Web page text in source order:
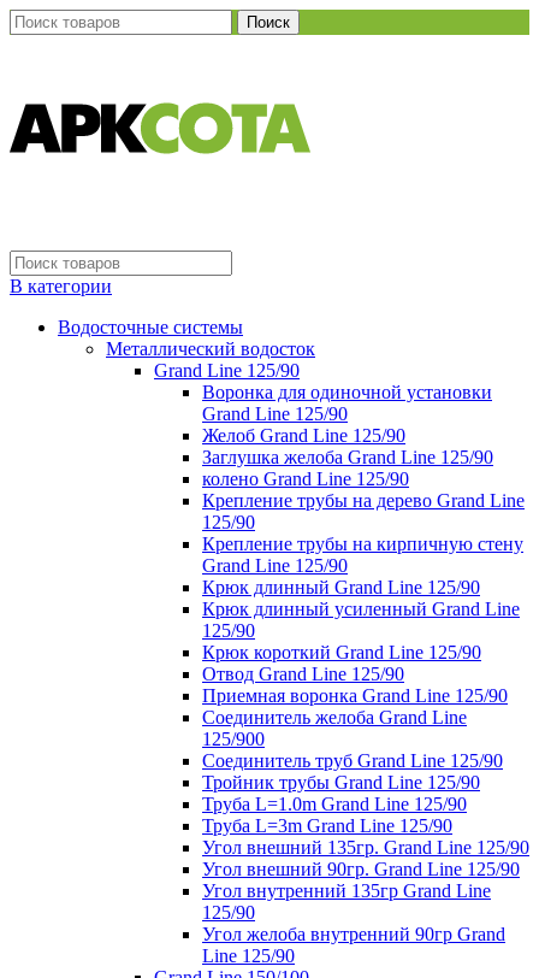
Поиск
В категории
Водосточные системы
Металлический водосток
Grand Line 125/90
Воронка для одиночной установки
Grand Line 125/90
Желоб Grand Line 125/90
Заглушка желоба Grand Line 125/90
колено Grand Line 125/90
Крепление трубы на дерево Grand Line
125/90
Крепление трубы на кирпичную стену
Grand Line 125/90
Крюк длинный Grand Line 125/90
Крюк длинный усиленный Grand Line
125/90
Крюк короткий Grand Line 125/90
Отвод Grand Line 125/90
Приемная воронка Grand Line 125/90
Соединитель желоба Grand Line
125/900
Соединитель труб Grand Line 125/90
Тройник трубы Grand Line 125/90
Труба L=1.0m Grand Line 125/90
Труба L=3m Grand Line 125/90
Угол внешний 135гр. Grand Line 125/90
Угол внешний 90гр. Grand Line 125/90
Угол внутренний 135гр Grand Line
125/90
Угол желоба внутренний 90гр Grand
Line 125/90